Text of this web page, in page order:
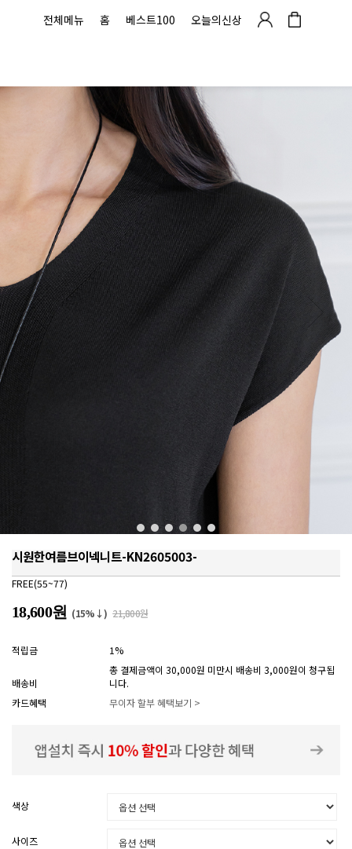
전체메뉴 홈 베스트100 오늘의신상
시원한여름브이넥니트-KN2605003-
FREE(55~77)
18,600원 (15%↓) 21,800원
적립금 1%
배송비
총 결제금액이 30,000원 미만시 배송비 3,000원이 청구됩
니다.
카드혜택
무이자 할부 혜택보기 >
색상
사이즈